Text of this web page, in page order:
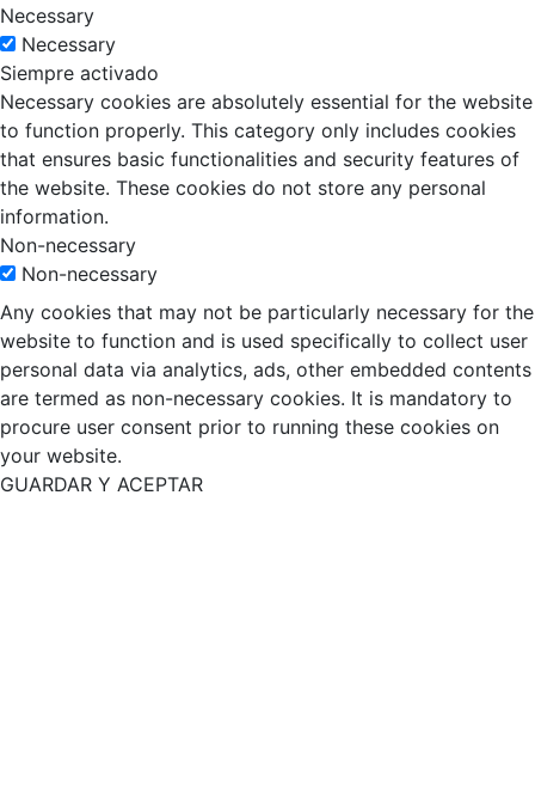
Necessary
Necessary
Siempre activado
Necessary cookies are absolutely essential for the website
to function properly. This category only includes cookies
that ensures basic functionalities and security features of
the website. These cookies do not store any personal
information.
Non-necessary
Non-necessary
Any cookies that may not be particularly necessary for the
website to function and is used specifically to collect user
personal data via analytics, ads, other embedded contents
are termed as non-necessary cookies. It is mandatory to
procure user consent prior to running these cookies on
your website.
GUARDAR Y ACEPTAR